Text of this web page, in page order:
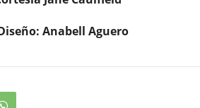
Anabell Aguero